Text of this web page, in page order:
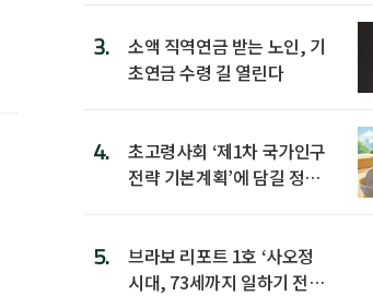
3.
소액 직역연금 받는 노인, 기
초연금 수령 길 열린다
4.
초고령사회 ‘제1차 국가인구
전략 기본계획’에 담길 정책
5.
브라보 리포트 1호 ‘사오정
시대, 73세까지 일하기 전략’